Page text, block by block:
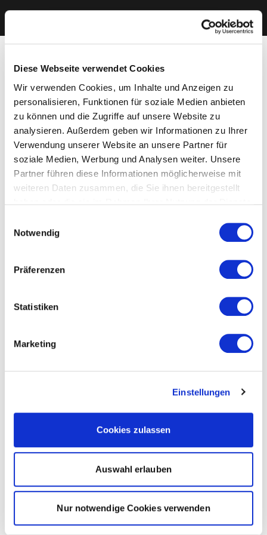
Diese Webseite verwendet Cookies
Wir verwenden Cookies, um Inhalte und Anzeigen zu
personalisieren, Funktionen für soziale Medien anbieten
zu können und die Zugriffe auf unsere Website zu
analysieren. Außerdem geben wir Informationen zu Ihrer
Verwendung unserer Website an unsere Partner für
soziale Medien, Werbung und Analysen weiter. Unsere
Partner führen diese Informationen möglicherweise mit
weiteren Daten zusammen, die Sie ihnen bereitgestellt
Cookies, wenn Sie unsere Webseite weiterhin nutzen.
Notwendig
Präferenzen
Statistiken
Marketing
Einstellungen
Cookies zulassen
Auswahl erlauben
Nur notwendige Cookies verwenden